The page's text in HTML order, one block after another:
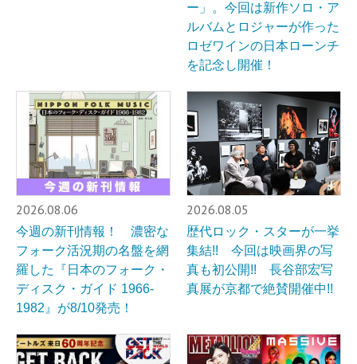
ー」。今回は新作ソロ・ア
ルバムとロジャーが作った
ロゼワインの日本ローンチ
を記念し開催！
2026.08.06
今週の新刊情報！ 濃密な
フォーク活況期の名盤を網
羅した『日本のフォーク・
ディスク・ガイド 1966-
1982』が8/10発売！
2026.08.05
歴代ロック・スターが一挙
集結!! 今回は映画界の写
真も初公開!! 長谷部宏写
真展が京都で絶賛開催中!!